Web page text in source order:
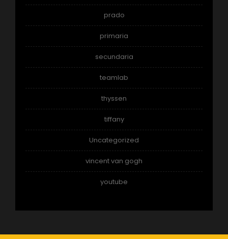
prado
primaria
secundaria
teamlab
thyssen
tiffany
Uncategorized
vincent van gogh
youtube